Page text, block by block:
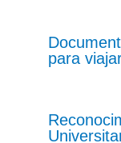
para